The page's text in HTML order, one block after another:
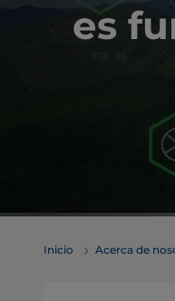
es
Inicio Acerca de